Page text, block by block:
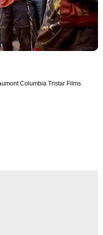
Columbia Tristar Films